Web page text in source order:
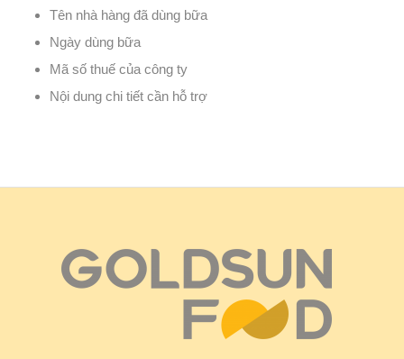
Tên nhà hàng đã dùng bữa
Ngày dùng bữa
Mã số thuế của công ty
Nội dung chi tiết cần hỗ trợ